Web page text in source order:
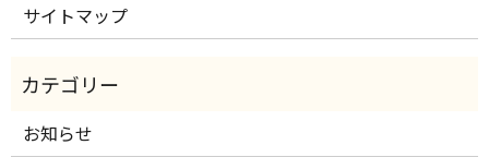
サイトマップ
お知らせ